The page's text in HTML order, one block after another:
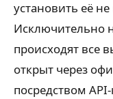
установить её
Исключительно
происходят все
открыт через
посредством